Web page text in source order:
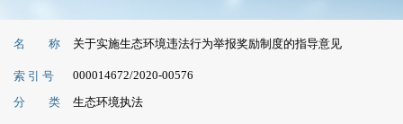
名 称 关于实施生态环境违法行为举报奖励制度的指导意见
索 引 号 000014672/2020-00576
分 类 生态环境执法